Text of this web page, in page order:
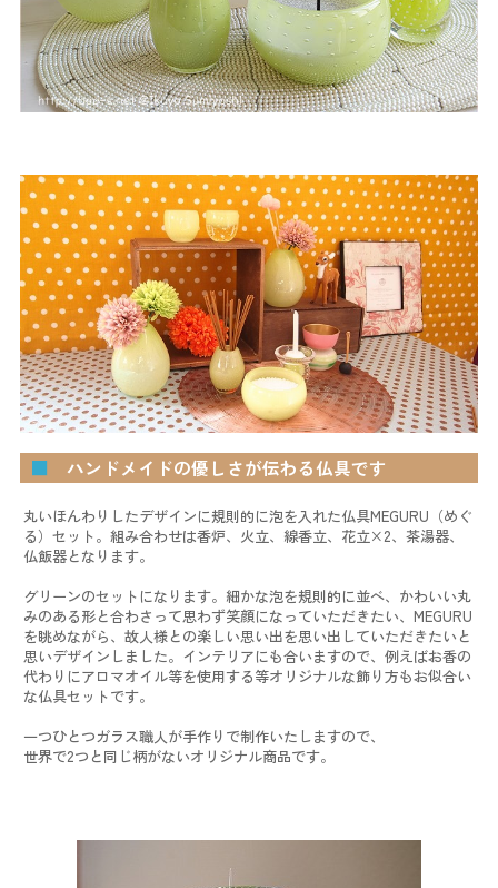
■ ハンドメイドの優しさが伝わる仏具です
丸いほんわりしたデザインに規則的に泡を入れた仏具MEGURU（めぐ
る）セット。組み合わせは香炉、火立、線香立、花立×2、茶湯器、
仏飯器となります。
グリーンのセットになります。細かな泡を規則的に並べ、かわいい丸
みのある形と合わさって思わず笑顔になっていただきたい、MEGURU
を眺めながら、故人様との楽しい思い出を思い出していただきたいと
思いデザインしました。インテリアにも合いますので、例えばお香の
代わりにアロマオイル等を使用する等オリジナルな飾り方もお似合い
な仏具セットです。
一つひとつガラス職人が手作りで制作いたしますので、
世界で2つと同じ柄がないオリジナル商品です。